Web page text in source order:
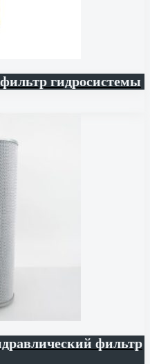
гидросистемы
фильтр